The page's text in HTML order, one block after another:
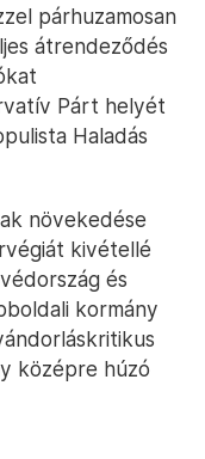
párhuzamosan
átrendeződés
Párt helyét
Haladás
növekedése
kivétellé
és
kormány
középre húzó